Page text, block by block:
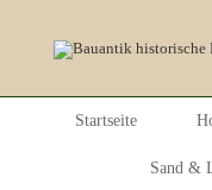
Startseite
Sand &